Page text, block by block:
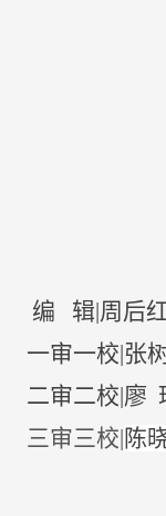
编 辑|周后
一审一校|张
二审二校|廖
三审三校|陈